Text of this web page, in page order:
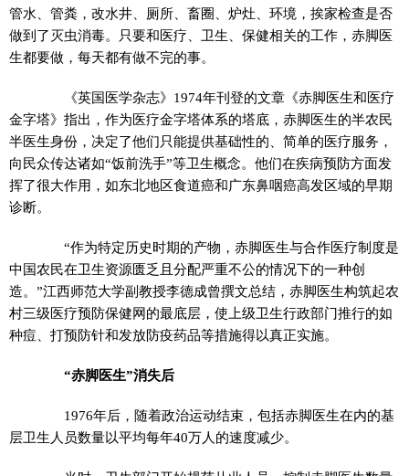
管水、管粪，改水井、厕所、畜圈、炉灶、环境，挨家检查是否
做到了灭虫消毒。只要和医疗、卫生、保健相关的工作，赤脚医
生都要做，每天都有做不完的事。
《英国医学杂志》1974年刊登的文章《赤脚医生和医疗
金字塔》指出，作为医疗金字塔体系的塔底，赤脚医生的半农民
半医生身份，决定了他们只能提供基础性的、简单的医疗服务，
向民众传达诸如“饭前洗手”等卫生概念。他们在疾病预防方面发
挥了很大作用，如东北地区食道癌和广东鼻咽癌高发区域的早期
诊断。
“作为特定历史时期的产物，赤脚医生与合作医疗制度是
中国农民在卫生资源匮乏且分配严重不公的情况下的一种创
造。”江西师范大学副教授李德成曾撰文总结，赤脚医生构筑起农
村三级医疗预防保健网的最底层，使上级卫生行政部门推行的如
种痘、打预防针和发放防疫药品等措施得以真正实施。
“赤脚医生”消失后
1976年后，随着政治运动结束，包括赤脚医生在内的基
层卫生人员数量以平均每年40万人的速度减少。